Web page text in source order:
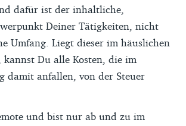
dafür ist der inhaltliche,
Deiner Tätigkeiten, nicht
Umfang. Liegt dieser im häuslichen
kannst Du alle Kosten, die im
damit anfallen, von der Steuer
und bist nur ab und zu im